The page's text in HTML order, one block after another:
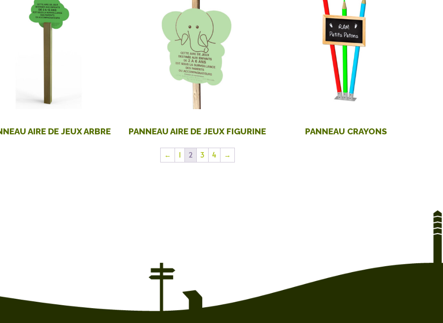
AIRE DE JEUX ARBRE PANNEAU AIRE DE JEUX FIGURINE PANNEAU CRAYONS
← 1 2 3 4 →